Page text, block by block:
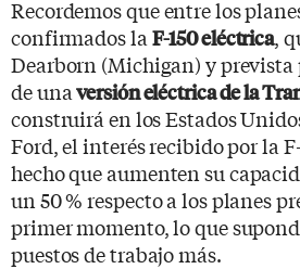
Recordemos que entre los
confirmados la F-150 eléctrica,
Dearborn (Michigan) y prevista
de unaversión eléctrica de la
construirá en los Estados
Ford, el interés recibido por la
hecho que aumenten su
un 50 % respecto a los planes
primer momento, lo que
puestos de trabajo más.